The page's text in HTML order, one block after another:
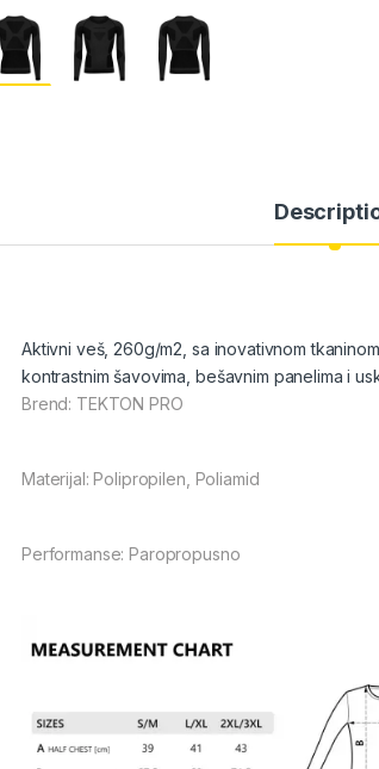
Aktivni veš, 260g/m2, sa inovativnom
kontrastnim šavovima, bešavnim panelima i
Brend: TEKTON PRO
Materijal: Polipropilen, Poliamid
Performanse: Paropropusno